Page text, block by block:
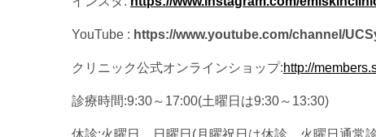
YouTube : https://www.youtube.com/channel/
クリニック公式オンラインショップ:http://
診療時間:9:30～17:00(土曜日は9:30～13:30)
休診:火曜日、日曜日(月曜祝日は休診、火曜日通常